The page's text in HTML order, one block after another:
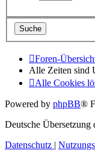
Foren-
Alle Zeiten sind
Alle Cookies
Powered by phpBB®
Deutsche Übersetzung
Datenschutz |